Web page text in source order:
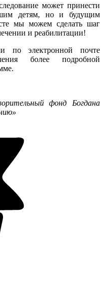
может принести
детям, но и будущим
мы можем сделать шаг
и реабилитации!
по электронной почте
более подробной
фонд Богдана